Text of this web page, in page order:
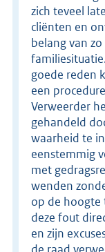
zich teveel
cliënten en
belang van
goede reden
een
Verweerder
gehandeld
waarheid te
eenstemmig
met
wenden
op de hoogte
deze fout
en zijn
de raad